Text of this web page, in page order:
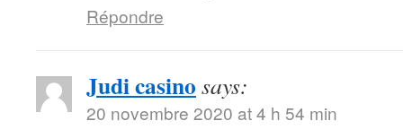
Répondre
Judi casino says:
20 novembre 2020 at 4 h 54 min